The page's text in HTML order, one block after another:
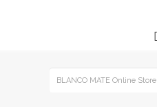
BLANCO MATE Online Store